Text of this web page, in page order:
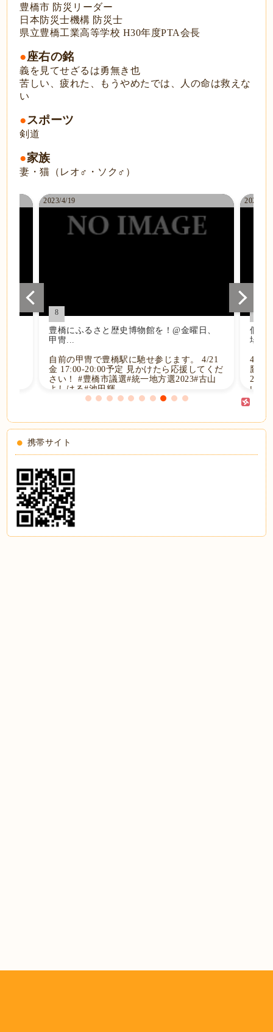
豊橋市 防災リーダー
日本防災士機構 防災士
県立豊橋工業高等学校 H30年度PTA会長
●座右の銘
義を見てせざるは勇無き也
苦しい、疲れた、もうやめたでは、人の命は救えな
い
●スポーツ
剣道
●家族
妻・猫（レオ♂・ソク♂）
は
の
青
2023/4/19
豊橋にふるさと歴史博物館を！@金曜日、
甲冑...
自前の甲冑で豊橋駅に馳せ参じます。 4/21
金 17:00-20:00予定 見かけたら応援してくだ
さい！ #豊橋市議選#統一地方選2023#古山
よしはる#池田輝...
8
2023/4/
個人
場...
4/22
鷹丘
い！
携帯サイト